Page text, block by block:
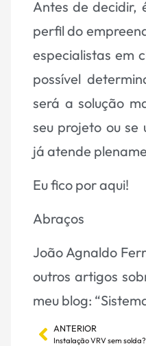
Antes de decidir,
perfil do
especialistas em
possível
será a solução
seu projeto ou se
já atende
Eu fico por aqui!
Abraços
João Agnaldo
outros artigos
meu blog:
ANTERIOR